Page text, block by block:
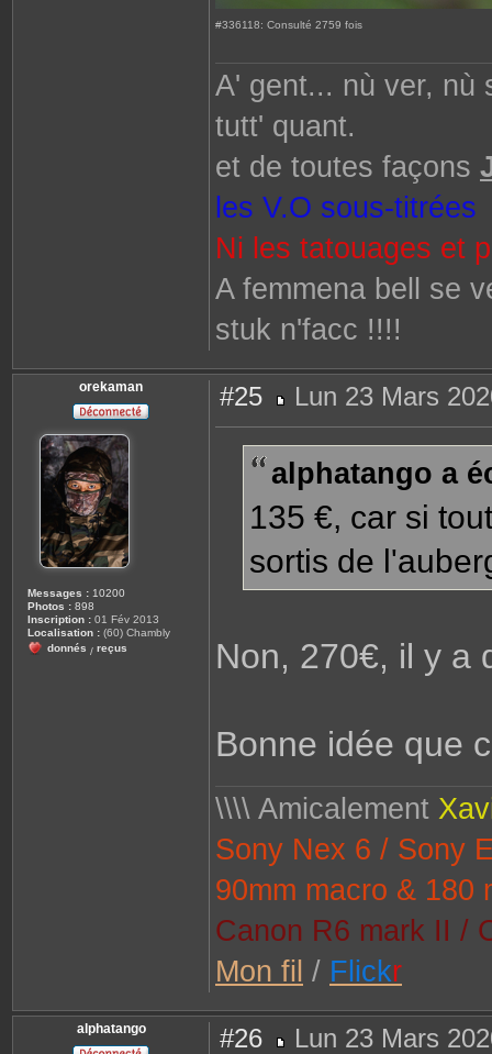
#336118: Consulté 2759 fois
A' gent... nù ver, nù
tutt' quant.
et de toutes façons
les V.O sous-titrées
Ni les tatouages et
A femmena bell se
stuk n'facc !!!!
orekaman
Messages : 10200
Photos : 898
Inscription : 01 Fév 2013
Localisation : (60) Chambly
donnés / reçus
#25
e
a
Lun 23 Mars
alphatango a
135 €, car si
sortis de
Non, 270€, il y a
Bonne idée que
\\\\ Amicalement
Sony Nex 6 / Sony
90mm macro & 180
Canon R6 mark II /
Mon fil / Flickr
alphatango #26 Lun 23 Mars